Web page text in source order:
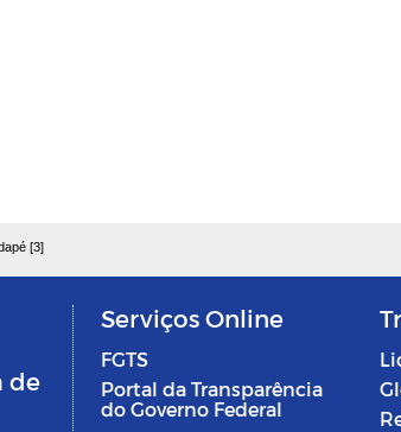
[3]
de
Serviços Online
FGTS
Portal da Transparência
do Governo Federal